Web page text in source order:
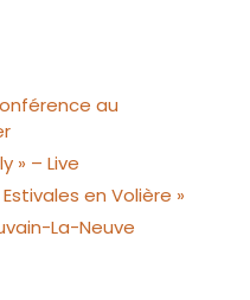
au
» – Live
en Volière »
La-Neuve